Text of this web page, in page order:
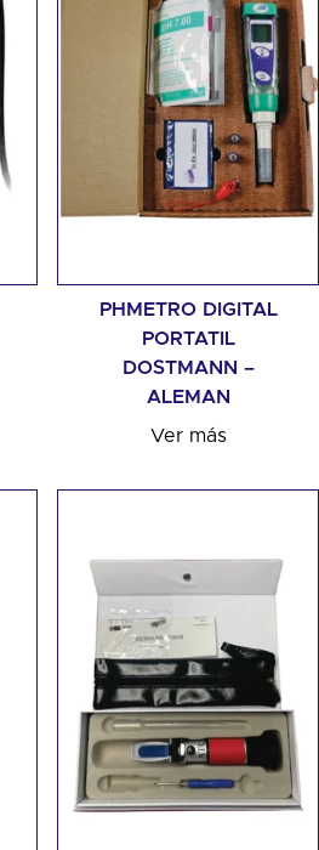
PHMETRO DIGITAL
PORTATIL
DOSTMANN –
ALEMAN
Ver más